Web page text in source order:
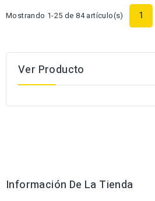
Mostrando 1-25 de 84 artículo(s) 1
Ver Producto
Información De La Tienda